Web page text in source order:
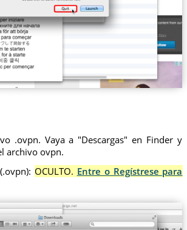
.ovpn. Vaya a "Descargas" en Finder y
archivo ovpn.
OCULTO. Entre o Regístrese para